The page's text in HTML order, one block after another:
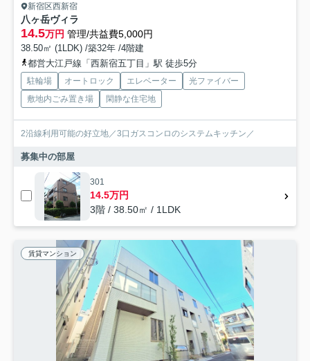
新宿区西新宿
八ヶ岳ヴィラ
14.5万円 管理/共益費5,000円
38.50㎡ (1LDK) /築32年 /4階建
都営大江戸線「西新宿五丁目」駅 徒歩5分
駐輪場 オートロック エレベーター
光ファイバー
敷地内ごみ置き場
閑静な住宅地
2沿線利用可能の好立地／3口ガスコンロのシステムキッチン／
募集中の部屋
301
14.5万円
3階 / 38.50㎡ / 1LDK
賃貸マンション